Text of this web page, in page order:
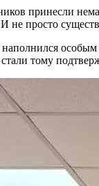
принесли
просто
особым
тому